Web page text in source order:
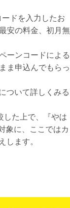
ドを入力したお
安の料金、初月無
ーンコードによる
ま申込んでもらっ
ついて詳しくみる
した上で、『やは
象に、ここではカ
します。